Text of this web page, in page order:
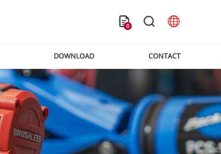
0
DOWNLOAD CONTACT